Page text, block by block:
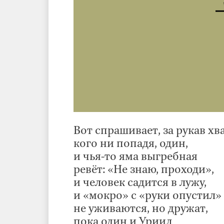
Вот спрашивает, за рукав
кого ни попадя, один,
и чья-то яма выгребная
ревёт: «Не знаю, проходи»,
и человек садится в лужу,
и «мокро» с «руки опустил»
не уживаются, но дружат,